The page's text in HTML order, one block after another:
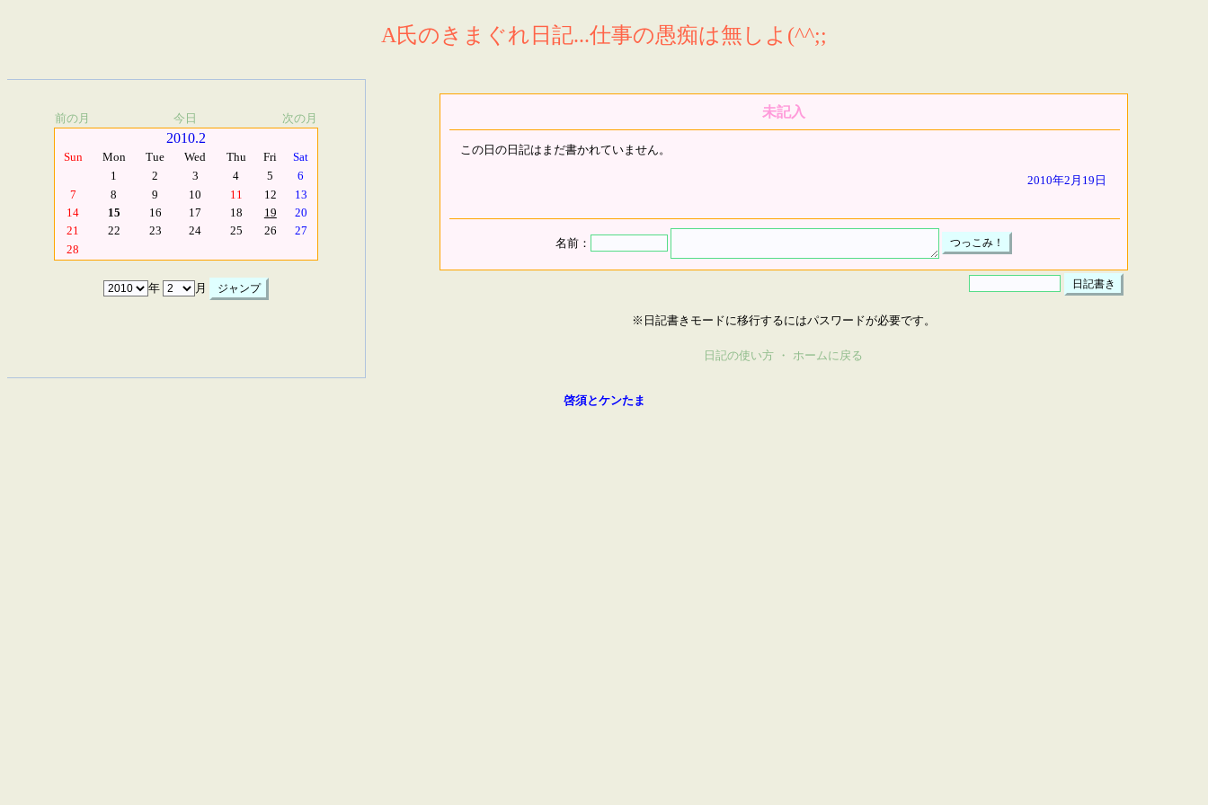
A氏のきまぐれ日記...仕事の愚痴は無しよ(^^;;
前の月 今日 次の月
2010.2
Sun Mon Tue Wed Thu Fri
Sat
1
2 3 4 5
6
7
8 9 10 11 12
13
14
15 16 17 18 19
20
21
22 23 24 25 26
27
28
年 月
未記入
この日の日記はまだ書かれていません。
2010年2月19日
名前：
※日記書きモードに移行するにはパスワードが必要です。
日記の使い方 ・ ホームに戻る
啓須とケンたま